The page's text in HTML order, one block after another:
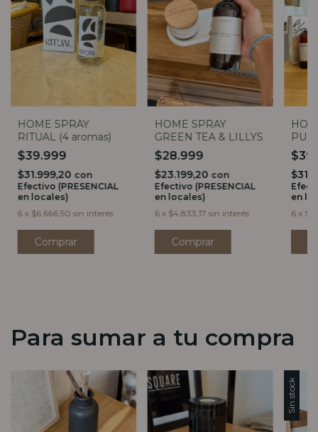
HOME SPRAY
RITUAL (4 aromas)
$39.999
$31.999,20 con
Efectivo (PRESENCIAL
en locales)
6 x $6.666,50 sin interés
Comprar
HOME SPRAY
GREEN TEA & LILLYS
$28.999
$23.199,20 con
Efectivo (PRESENCIAL
en locales)
6 x $4.833,17 sin interés
en
6 x
Para sumar a tu compra
Sin stock